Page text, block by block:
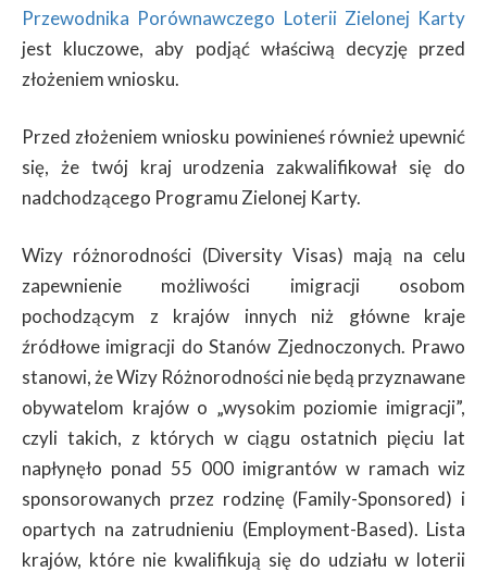
Przewodnika Porównawczego Loterii Zielonej Karty
jest kluczowe, aby podjąć właściwą decyzję przed
złożeniem wniosku.
Przed złożeniem wniosku powinieneś również upewnić
się, że twój kraj urodzenia zakwalifikował się do
nadchodzącego Programu Zielonej Karty.
Wizy różnorodności (Diversity Visas) mają na celu
zapewnienie możliwości imigracji osobom
pochodzącym z krajów innych niż główne kraje
źródłowe imigracji do Stanów Zjednoczonych. Prawo
stanowi, że Wizy Różnorodności nie będą przyznawane
obywatelom krajów o „wysokim poziomie imigracji”,
czyli takich, z których w ciągu ostatnich pięciu lat
napłynęło ponad 55 000 imigrantów w ramach wiz
sponsorowanych przez rodzinę (Family-Sponsored) i
opartych na zatrudnieniu (Employment-Based). Lista
krajów, które nie kwalifikują się do udziału w loterii